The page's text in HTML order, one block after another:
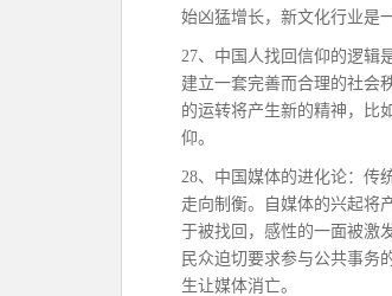
始凶猛增长，新文化行业是
27、中国人找回信仰的逻
建立一套完善而合理的社会
的运转将产生新的精神，比
仰。
28、中国媒体的进化论：
走向制衡。自媒体的兴起将
于被找回，感性的一面被激
民众迫切要求参与公共事务
生让媒体消亡。